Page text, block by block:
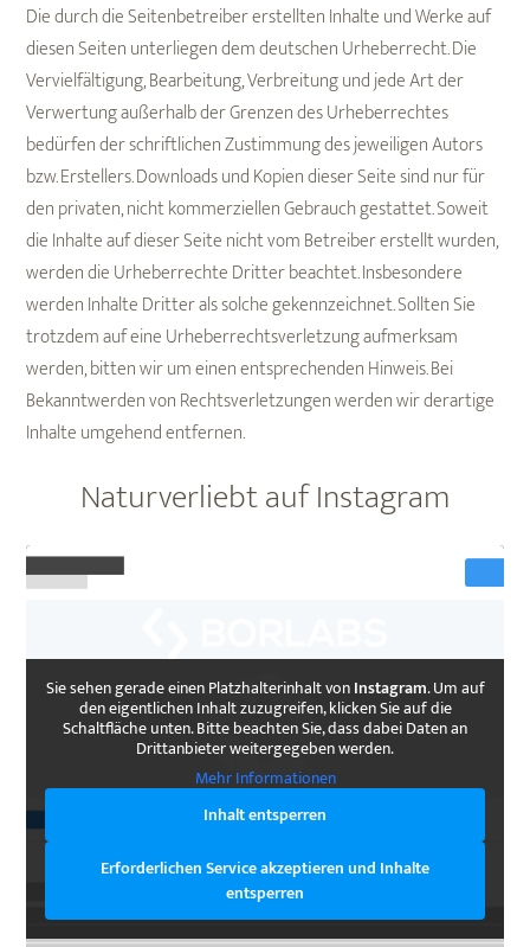
Die durch die Seitenbetreiber erstellten Inhalte und Werke auf
diesen Seiten unterliegen dem deutschen Urheberrecht. Die
Vervielfältigung, Bearbeitung, Verbreitung und jede Art der
Verwertung außerhalb der Grenzen des Urheberrechtes
bedürfen der schriftlichen Zustimmung des jeweiligen Autors
bzw. Erstellers. Downloads und Kopien dieser Seite sind nur für
den privaten, nicht kommerziellen Gebrauch gestattet. Soweit
die Inhalte auf dieser Seite nicht vom Betreiber erstellt wurden,
werden die Urheberrechte Dritter beachtet. Insbesondere
werden Inhalte Dritter als solche gekennzeichnet. Sollten Sie
trotzdem auf eine Urheberrechtsverletzung aufmerksam
werden, bitten wir um einen entsprechenden Hinweis. Bei
Bekanntwerden von Rechtsverletzungen werden wir derartige
Inhalte umgehend entfernen.
Naturverliebt auf Instagram
Sie sehen gerade einen Platzhalterinhalt vonInstagram. Um auf
den eigentlichen Inhalt zuzugreifen, klicken Sie auf die
Schaltfläche unten. Bitte beachten Sie, dass dabei Daten an
Drittanbieter weitergegeben werden.
Mehr Informationen
Inhalt entsperren
Erforderlichen Service akzeptieren und Inhalte
entsperren